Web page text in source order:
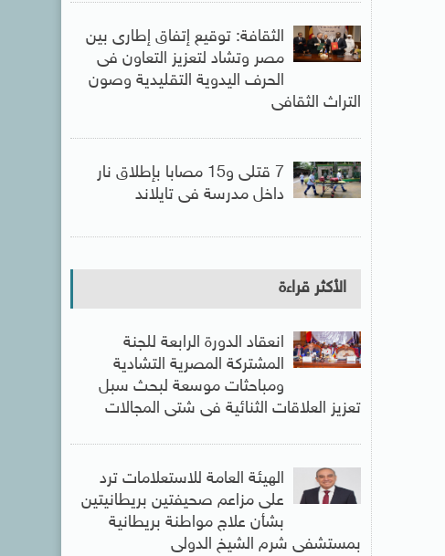
الثقافة: توقيع إتفاق إطارى بين
مصر وتشاد لتعزيز التعاون فى
الحرف اليدوية التقليدية وصون
التراث الثقافى
7 قتلى و15 مصابا بإطلاق نار
داخل مدرسة فى تايلاند
الأكثر قراءة
انعقاد الدورة الرابعة للجنة
المشتركة المصرية التشادية
ومباحثات موسعة لبحث سبل
تعزيز العلاقات الثنائية فى شتى المجالات
الهيئة العامة للاستعلامات ترد
على مزاعم صحيفتين بريطانيتين
بشأن علاج مواطنة بريطانية
بمستشفى شرم الشيخ الدولى